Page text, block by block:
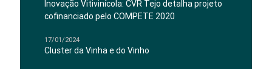
Inovação Vitivinícola: CVR Tejo detalha projeto
cofinanciado pelo COMPETE 2020
17/01/2024
Cluster da Vinha e do Vinho